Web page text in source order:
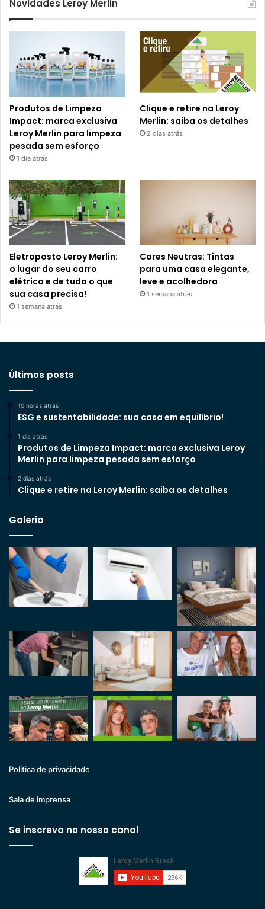
Novidades Leroy Merlin
Produtos de Limpeza
Impact: marca exclusiva
Leroy Merlin para limpeza
pesada sem esforço
1 dia atrás
Clique e retire na Leroy
Merlin: saiba os detalhes
2 dias atrás
Eletroposto Leroy Merlin:
o lugar do seu carro
elétrico e de tudo o que
sua casa precisa!
1 semana atrás
Cores Neutras: Tintas
para uma casa elegante,
leve e acolhedora
1 semana atrás
Últimos posts
10 horas atrás
ESG e sustentabilidade: sua casa em equilíbrio!
1 dia atrás
Produtos de Limpeza Impact: marca exclusiva Leroy
Merlin para limpeza pesada sem esforço
2 dias atrás
Clique e retire na Leroy Merlin: saiba os detalhes
Galeria
Politica de privacidade
Sala de imprensa
Se inscreva no nosso canal